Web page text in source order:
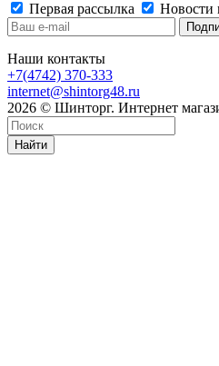
Первая рассылка
Новости
Наши контакты
+7(4742) 370-333
internet@shintorg48.ru
2026 © Шинторг. Интернет
Найти